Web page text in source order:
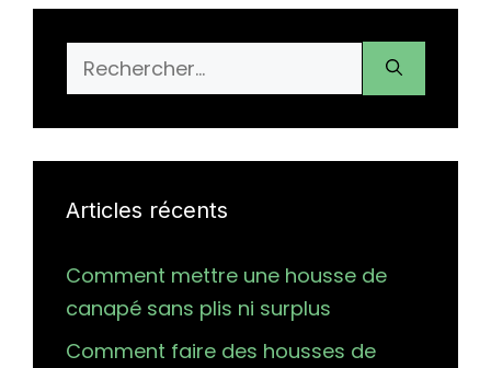
Rechercher :
Articles récents
Comment mettre une housse de
canapé sans plis ni surplus
Comment faire des housses de